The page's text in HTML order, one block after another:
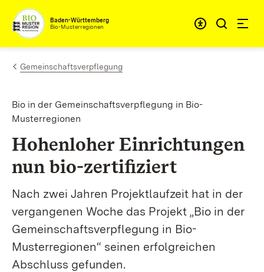
Zum Inhalt springen
Baden-Württemberg
Bio-Musterregionen
Gemeinschaftsverpflegung
Bio in der Gemeinschaftsverpflegung in Bio-
Musterregionen
Hohenloher Einrichtungen
nun bio-zertifiziert
Nach zwei Jahren Projektlaufzeit hat in der
vergangenen Woche das Projekt „Bio in der
Gemeinschaftsverpflegung in Bio-
Musterregionen“ seinen erfolgreichen
Abschluss gefunden.